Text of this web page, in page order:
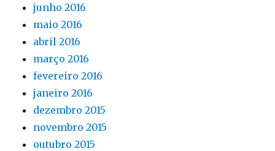
junho 2016
maio 2016
abril 2016
março 2016
fevereiro 2016
janeiro 2016
dezembro 2015
novembro 2015
outubro 2015